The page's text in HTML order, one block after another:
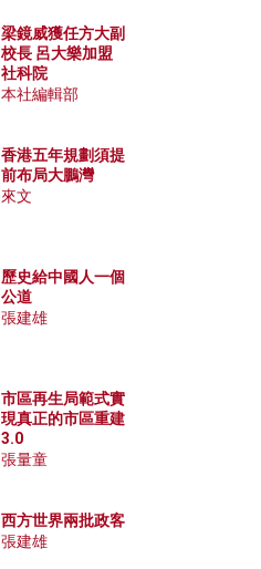
梁鏡威獲任方大副
校長 呂大樂加盟
社科院
本社編輯部
香港五年規劃須提
前布局大鵬灣
來文
歷史給中國人一個
公道
張建雄
市區再生局範式實
現真正的市區重建
3.0
張量童
西方世界兩批政客
張建雄